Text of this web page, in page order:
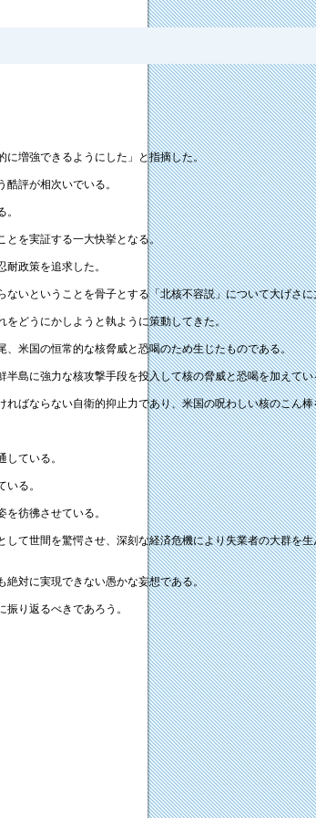
に増強できるようにした」と指摘した。
評が相次いでいる。
とを実証する一大快挙となる。
政策を追求した。
いということを骨子とする「北核不容説」について大げさ
をどうにかしようと執ように策動してきた。
米国の恒常的な核脅威と恐喝のため生じたものである。
島に強力な核攻撃手段を投入して核の脅威と恐喝を加えて
ならない自衛的抑止力であり、米国の呪わしい核のこん
ている。
る。
彷彿させている。
世間を驚愕させ、深刻な経済危機により失業者の大群を
絶対に実現できない愚かな妄想である。
り返るべきであろう。